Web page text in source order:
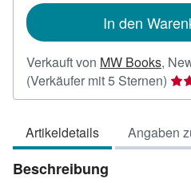
In den
Verkauft von MW Books,
(Verkäufer mit 5 Sternen)
5
5
Artikeldetails Angaben
Beschreibung